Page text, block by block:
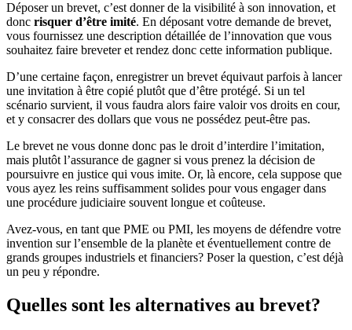
Déposer un brevet, c’est donner de la visibilité à son innovation, et
donc risquer d’être imité. En déposant votre demande de brevet,
vous fournissez une description détaillée de l’innovation que vous
souhaitez faire breveter et rendez donc cette information publique.
D’une certaine façon, enregistrer un brevet équivaut parfois à lancer
une invitation à être copié plutôt que d’être protégé. Si un tel
scénario survient, il vous faudra alors faire valoir vos droits en cour,
et y consacrer des dollars que vous ne possédez peut-être pas.
Le brevet ne vous donne donc pas le droit d’interdire l’imitation,
mais plutôt l’assurance de gagner si vous prenez la décision de
poursuivre en justice qui vous imite. Or, là encore, cela suppose que
vous ayez les reins suffisamment solides pour vous engager dans
une procédure judiciaire souvent longue et coûteuse.
Avez-vous, en tant que PME ou PMI, les moyens de défendre votre
invention sur l’ensemble de la planète et éventuellement contre de
grands groupes industriels et financiers? Poser la question, c’est déjà
un peu y répondre.
Quelles sont les alternatives au brevet?